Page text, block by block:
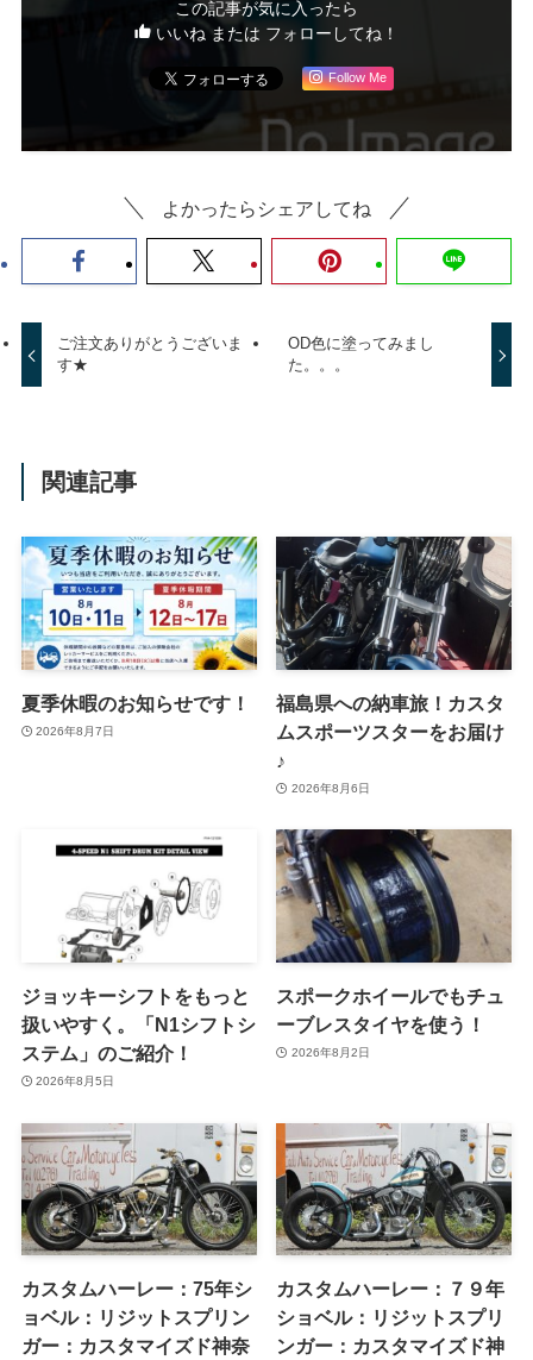
この記事が気に入ったら
いいね または フォローしてね！
Follow Me
よかったらシェアしてね
ご注文ありがとうございま
す★
OD色に塗ってみまし
た。。。
関連記事
夏季休暇のお知らせです！
2026年8月7日
福島県への納車旅！カスタ
ムスポーツスターをお届け
♪
2026年8月6日
ジョッキーシフトをもっと
扱いやすく。「N1シフトシ
ステム」のご紹介！
2026年8月5日
スポークホイールでもチュ
ーブレスタイヤを使う！
2026年8月2日
カスタムハーレー：75年シ
ョベル：リジットスプリン
ガー：カスタマイズド神奈
カスタムハーレー：７９年
ショベル：リジットスプリ
ンガー：カスタマイズド神